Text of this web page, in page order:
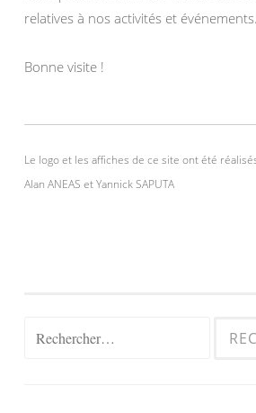
relatives à nos activités et événements.
Bonne visite !
Le logo et les affiches de ce site ont été
Alan ANEAS et Yannick SAPUTA
Rechercher :